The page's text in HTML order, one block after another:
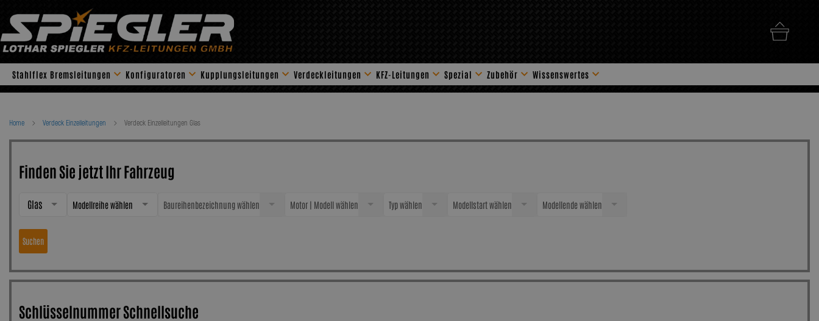
content
Stahlflex Bremsleitungen Konfiguratoren Kupplungsleitungen Verdeckleitungen KFZ-Leitungen Spezial Zubehör
Stahlflex Zubehör
Wissenswertes
Home Verdeck Einzelleitungen Verdeck Einzelleitungen Glas
Finden Sie jetzt Ihr Fahrzeug
Glas Modellreihe wählen Baureihenbezeichnung wählen Motor | Modell wählen Typ wählen Modellstart wählen Modellende wählen
Suchen
Schlüsselnummer Schnellsuche